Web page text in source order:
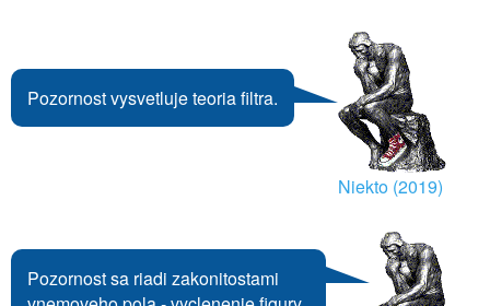
Pozornost vysvetluje teoria filtra.
Niekto (2019)
Pozornost sa riadi zakonitostami